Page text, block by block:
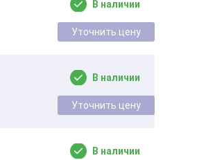
В наличии
Уточнить цену
В наличии
Уточнить цену
В наличии